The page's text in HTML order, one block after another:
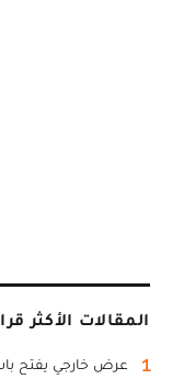
المقالات الأكثر
1 عرض خارجي يفتح باب